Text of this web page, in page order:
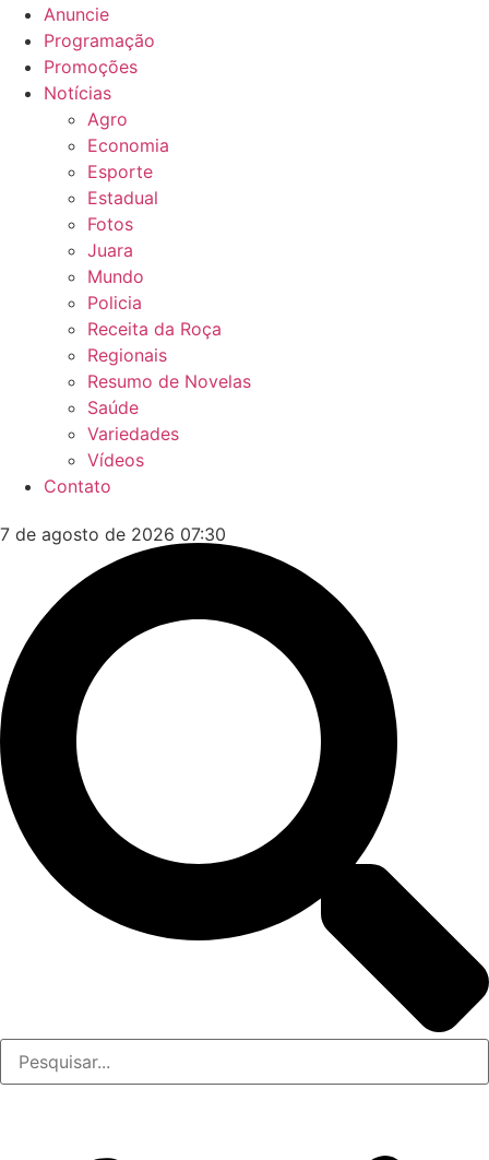
Anuncie
Programação
Promoções
Notícias
Agro
Economia
Esporte
Estadual
Fotos
Juara
Mundo
Policia
Receita da Roça
Regionais
Resumo de Novelas
Saúde
Variedades
Vídeos
Contato
7 de agosto de 2026 07:30